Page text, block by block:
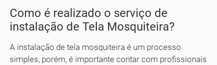
Como é realizado o serviço de
instalação de Tela Mosquiteira?
A instalação de tela mosquiteira é um processo
simples, porém, é importante contar com profissionais